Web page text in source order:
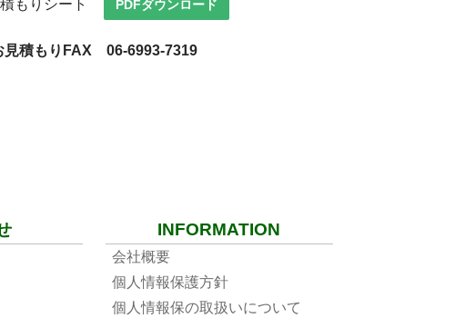
積もりシート PDFダウンロード
見積もりFAX 06-6993-7319
INFORMATION
会社概要
個人情報保護方針
個人情報保の取扱いについて